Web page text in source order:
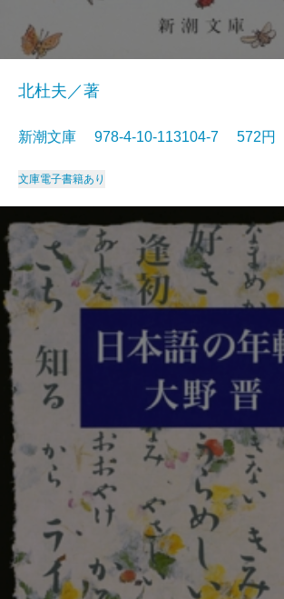
北杜夫／著
新潮文庫 978-4-10-113104-7 572円
文庫電子書籍あり